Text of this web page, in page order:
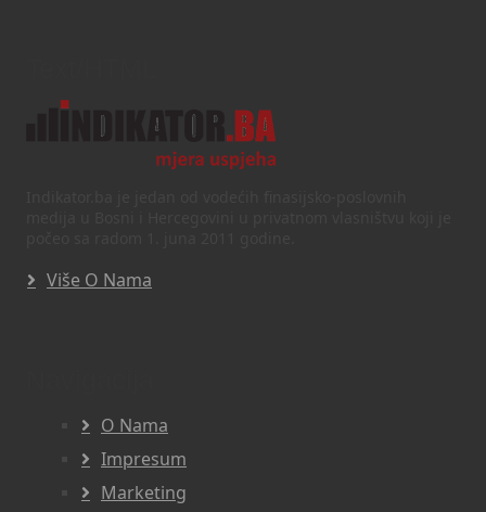
Više O Nama
O Nama
Impresum
Marketing